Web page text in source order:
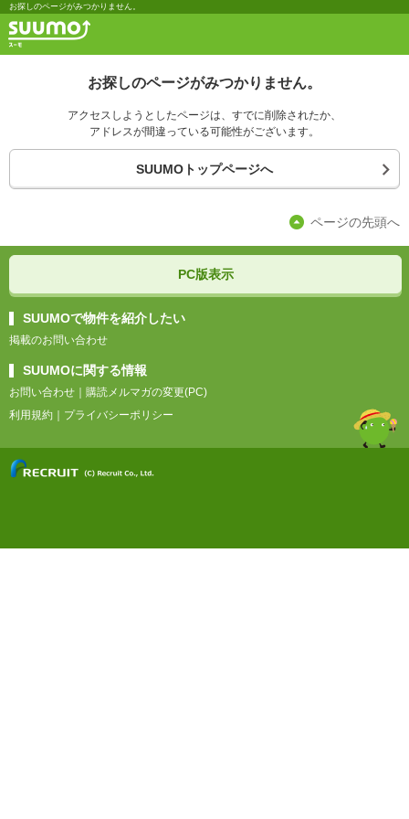
お探しのページがみつかりません。
お探しのページがみつかりません。
アクセスしようとしたページは、すでに削除されたか、
アドレスが間違っている可能性がございます。
SUUMOトップページへ
ページの先頭へ
PC版表示
SUUMOで物件を紹介したい
掲載のお問い合わせ
SUUMOに関する情報
お問い合わせ
購読メルマガの変更(PC)
利用規約
プライバシーポリシー